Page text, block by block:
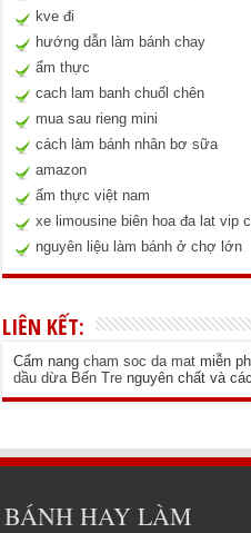
kve đi
hướng dẫn làm bánh chay
ẩm thực
cach lam banh chuốl chên
mua sau rieng mini
cách làm bánh nhân bơ sữa
amazon
ẩm thực việt nam
xe limousine biên hoa đa lat vip
nguyên liệu làm bánh ở chợ lớn
LIÊN KẾT:
Cẩm nangcham soc da mat miễn
dầu dừa Bến Tre nguyên chất và
BÁNH HAY LÀM